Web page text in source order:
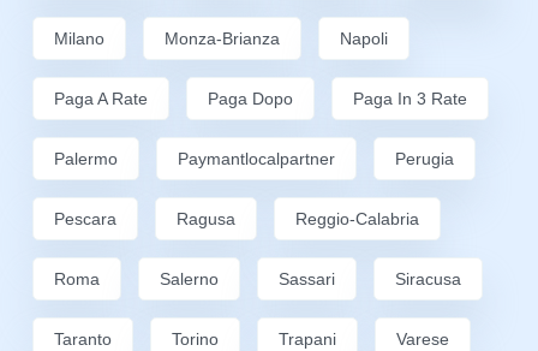
Milano Monza-Brianza Napoli
Paga A Rate Paga Dopo Paga In 3 Rate
Palermo Paymantlocalpartner Perugia
Pescara Ragusa Reggio-Calabria
Roma Salerno Sassari Siracusa
Taranto Torino Trapani Varese